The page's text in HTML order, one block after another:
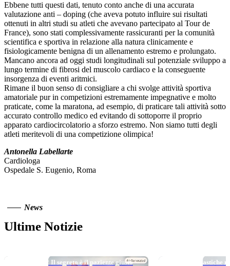
Ebbene tutti questi dati, tenuto conto anche di una accurata
valutazione anti – doping (che aveva potuto influire sui risultati
ottenuti in altri studi su atleti che avevano partecipato al Tour de
France), sono stati complessivamente rassicuranti per la comunità
scientifica e sportiva in relazione alla natura clinicamente e
fisiologicamente benigna di un allenamento estremo e prolungato.
Mancano ancora ad oggi studi longitudinali sul potenziale sviluppo a
lungo termine di fibrosi del muscolo cardiaco e la conseguente
insorgenza di eventi aritmici.
Rimane il buon senso di consigliare a chi svolge attività sportiva
amatoriale pur in competizioni estremamente impegnative e molto
praticate, come la maratona, ad esempio, di praticare tali attività sotto
accurato controllo medico ed evitando di sottoporre il proprio
apparato cardiocircolatorio a sforzo estremo. Non siamo tutti degli
atleti meritevoli di una competizione olimpica!
Antonella Labellarte
Cardiologa
Ospedale S. Eugenio, Roma
News
Ultime Notizie
Long DAPT…? Il segreto è il paziente giusto
Micro e nanoplastiche